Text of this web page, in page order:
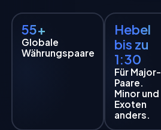
55+
Globale
Währungspaare
Hebel
bis zu
1:30
Für Major-
Paare.
Minor und
Exoten
anders.